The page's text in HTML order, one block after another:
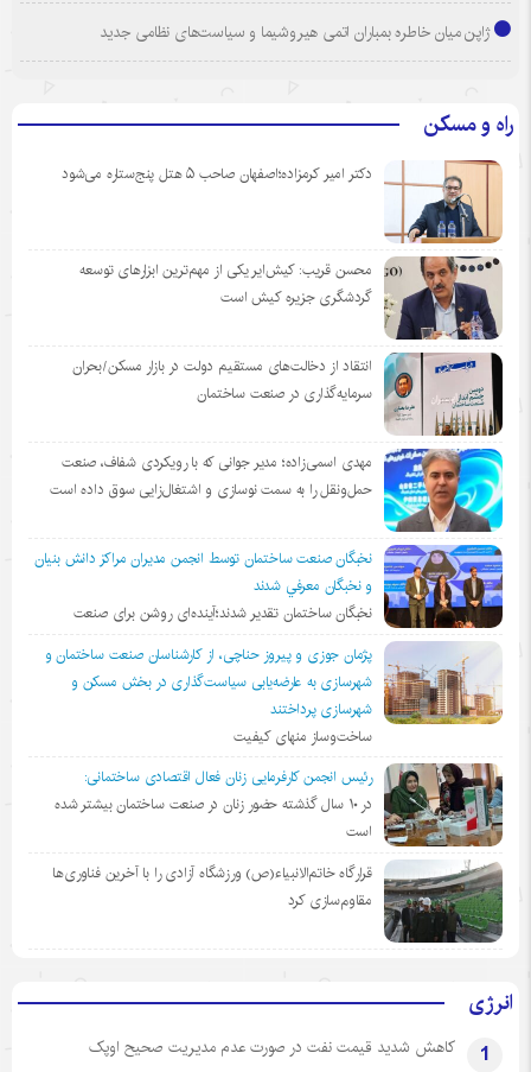
ژاپن میان خاطره بمباران اتمی هیروشیما و سیاست‌های نظامی جدید
راه و مسکن
دکتر امیر کرمزاده؛اصفهان صاحب ۵ هتل پنج‌ستاره می‌شود
محسن قریب: کیش‌ایر یکی از مهم‌ترین ابزارهای توسعه
گردشگری جزیره کیش است
انتقاد از دخالت‌های مستقیم دولت در بازار مسکن/بحران
سرمایه‌گذاری در صنعت ساختمان
مهدی اسمی‌زاده؛ مدیر جوانی که با رویکردی شفاف، صنعت
حمل‌ونقل را به سمت نوسازی و اشتغال‌زایی سوق داده است
نخبگان صنعت ساختمان توسط انجمن مديران مراكز دانش بنيان
و نخبگان معرفي شدند
نخبگان ساختمان تقدیر شدند؛آینده‌ای روشن برای صنعت
پژمان جوزی و پیروز حناچی، از کارشناسان صنعت ساختمان و
شهرسازی به عارضه‌یابی سیاست‌گذاری در بخش مسکن و
شهرسازی پرداختند
ساخت‌وساز منهای کیفیت
رئیس انجمن کارفرمایی زنان فعال اقتصادی ساختمانی:
در ١٠ سال گذشته حضور زنان در صنعت ساختمان بیشتر شده
است
قرارگاه خاتم‌الانبیاء(ص) ورزشگاه آزادی را با آخرین فناوری‌ها
مقاوم‌سازی کرد
انرژی
1 کاهش شدید قیمت نفت در صورت عدم مدیریت صحیح اوپک